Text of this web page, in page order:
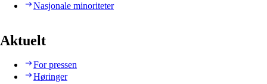
Nasjonale minoriteter
Aktuelt
For pressen
Høringer